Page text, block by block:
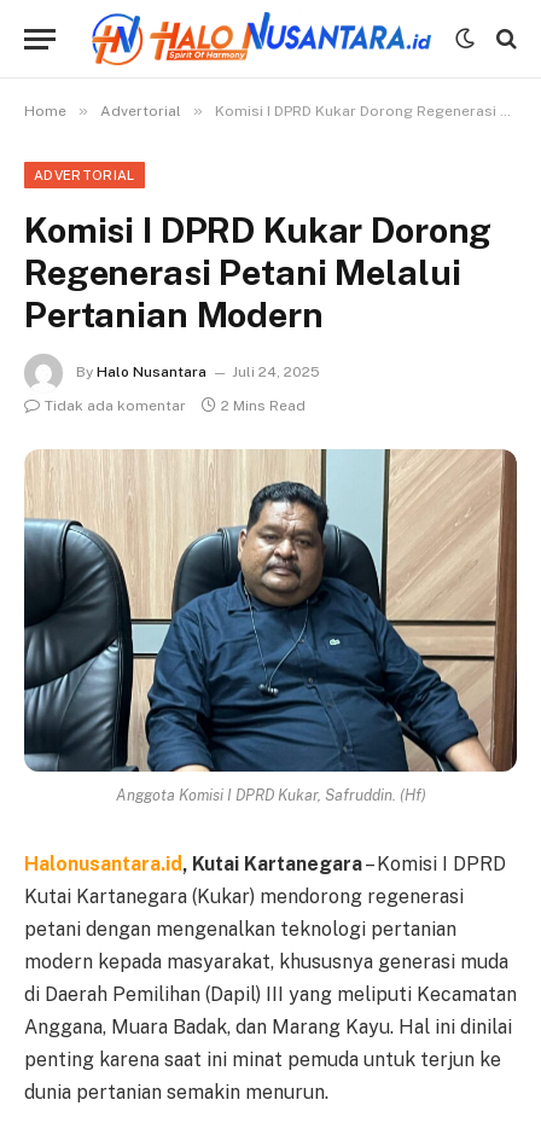
Home » Advertorial » Komisi I DPRD Kukar Dorong Regenerasi Petani Melalui Pertanian Modern
ADVERTORIAL
Komisi I DPRD Kukar Dorong
Regenerasi Petani Melalui
Pertanian Modern
By Halo Nusantara
Juli 24, 2025
Tidak ada komentar
2 Mins Read
Anggota Komisi I DPRD Kukar, Safruddin. (Hf)
Halonusantara.id, Kutai Kartanegara– Komisi I DPRD
Kutai Kartanegara (Kukar) mendorong regenerasi
petani dengan mengenalkan teknologi pertanian
modern kepada masyarakat, khususnya generasi muda
di Daerah Pemilihan (Dapil) III yang meliputi Kecamatan
Anggana, Muara Badak, dan Marang Kayu. Hal ini dinilai
penting karena saat ini minat pemuda untuk terjun ke
dunia pertanian semakin menurun.